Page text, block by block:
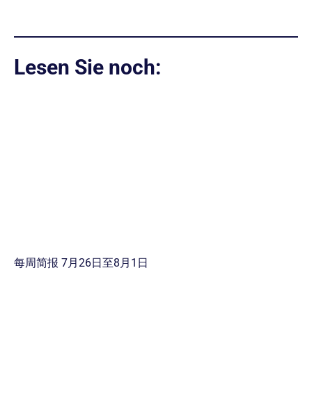
Lesen Sie noch:
每周简报 7月26日至8月1日